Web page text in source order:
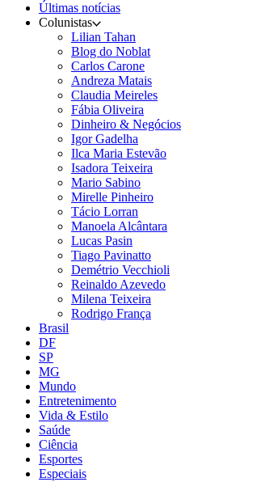
Últimas notícias
Colunistas
Lilian Tahan
Blog do Noblat
Carlos Carone
Andreza Matais
Claudia Meireles
Fábia Oliveira
Dinheiro & Negócios
Igor Gadelha
Ilca Maria Estevão
Isadora Teixeira
Mario Sabino
Mirelle Pinheiro
Tácio Lorran
Manoela Alcântara
Lucas Pasin
Tiago Pavinatto
Demétrio Vecchioli
Reinaldo Azevedo
Milena Teixeira
Rodrigo França
Brasil
DF
SP
MG
Mundo
Entretenimento
Vida & Estilo
Saúde
Ciência
Esportes
Especiais